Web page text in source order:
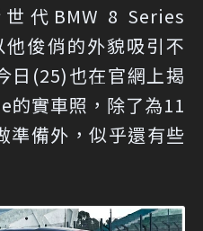
代BMW 8 Series
他俊俏的外貌吸引不
日(25)也在官網上揭
的實車照，除了為11
準備外，似乎還有些